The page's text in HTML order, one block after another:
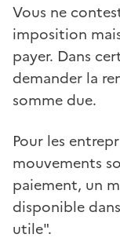
Vous ne
imposition
payer. Dans
demander la
somme due.
Pour les
mouvements
paiement, un
disponible
utile".